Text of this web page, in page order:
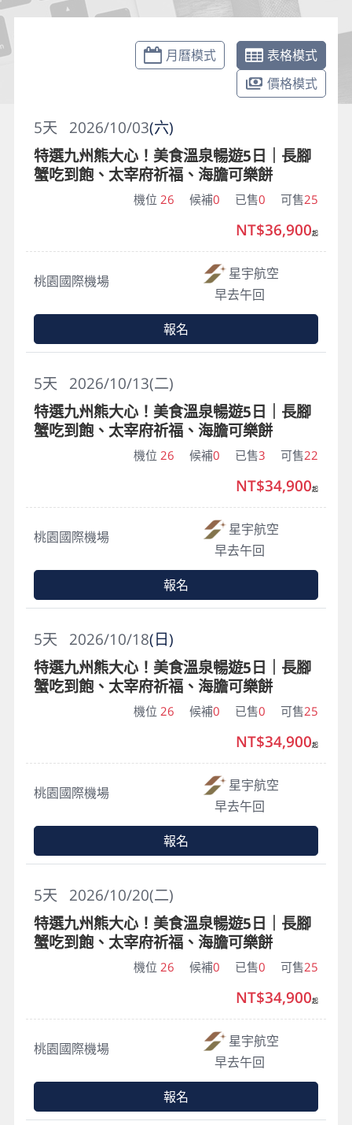
月曆模式
表格模式
價格模式
2026/10/03(六)
5天
特選九州熊大心！美食溫泉暢遊5日｜長腳
蟹吃到飽、太宰府祈福、海膽可樂餅
機位 26 候補0 已售0 可售25
桃園國際機場
星宇航空
早去午回
NT$36,900起
報名
2026/10/13(二)
5天
特選九州熊大心！美食溫泉暢遊5日｜長腳
蟹吃到飽、太宰府祈福、海膽可樂餅
機位 26 候補0 已售3 可售22
桃園國際機場
星宇航空
早去午回
NT$34,900起
報名
2026/10/18(日)
5天
特選九州熊大心！美食溫泉暢遊5日｜長腳
蟹吃到飽、太宰府祈福、海膽可樂餅
機位 26 候補0 已售0 可售25
桃園國際機場
星宇航空
早去午回
NT$34,900起
報名
2026/10/20(二)
5天
特選九州熊大心！美食溫泉暢遊5日｜長腳
蟹吃到飽、太宰府祈福、海膽可樂餅
機位 26 候補0 已售0 可售25
桃園國際機場
星宇航空
早去午回
NT$34,900起
報名